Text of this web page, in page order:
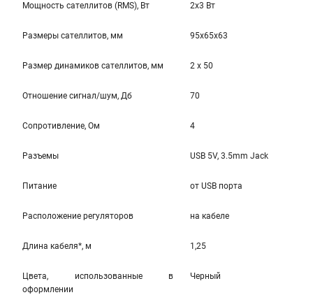
Мощность сателлитов (RMS), Вт 2x3 Вт
Размеры сателлитов, мм 95x65x63
Размер динамиков сателлитов, мм 2 x 50
Отношение сигнал/шум, Дб 70
Cопротивление, Ом 4
Разъемы USB 5V, 3.5mm Jack
Питание от USB порта
Расположение регуляторов на кабеле
Длина кабеля*, м 1,25
Цвета, использованные в
оформлении
Черный